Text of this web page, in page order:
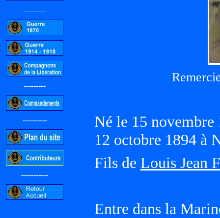
---------
---------
----------
-----------
Né le 15
12 octobre 1894
Fils de Louis Jean
Entre dans la